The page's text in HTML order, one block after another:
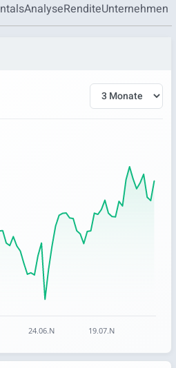
AnalyseRenditeUnternehmen
categories.
values. Data ranges from
24.06.N 19.07.N